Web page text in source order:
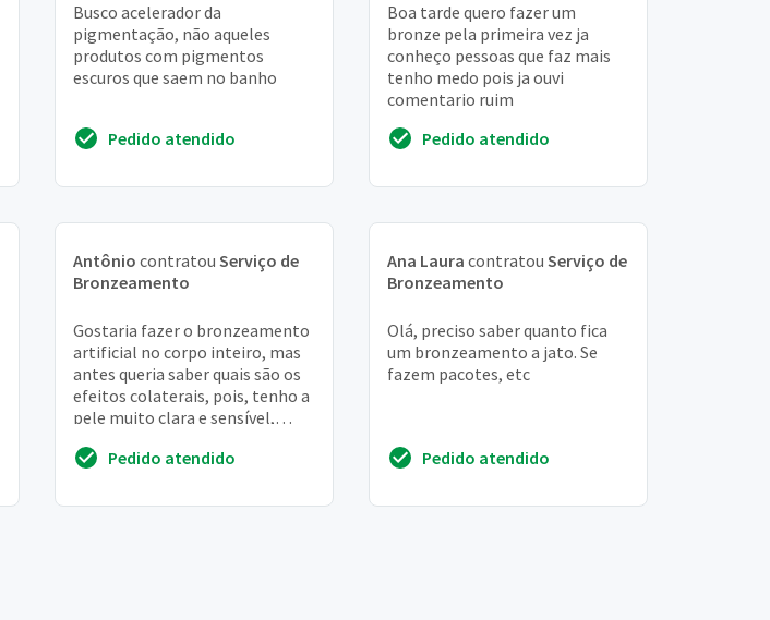
Busco acelerador da
pigmentação, não aqueles
produtos com pigmentos
escuros que saem no banho
Pedido atendido
Boa tarde quero fazer um
bronze pela primeira vez ja
conheço pessoas que faz mais
tenho medo pois ja ouvi
comentario ruim
Pedido atendido
Antônio contratou Serviço de
Bronzeamento
Gostaria fazer o bronzeamento
artificial no corpo inteiro, mas
antes queria saber quais são os
efeitos colaterais, pois, tenho a
pele muito clara e sensível,
Pedido atendido
Ana Laura contratou Serviço de
Bronzeamento
Olá, preciso saber quanto fica
um bronzeamento a jato. Se
fazem pacotes, etc
Pedido atendido